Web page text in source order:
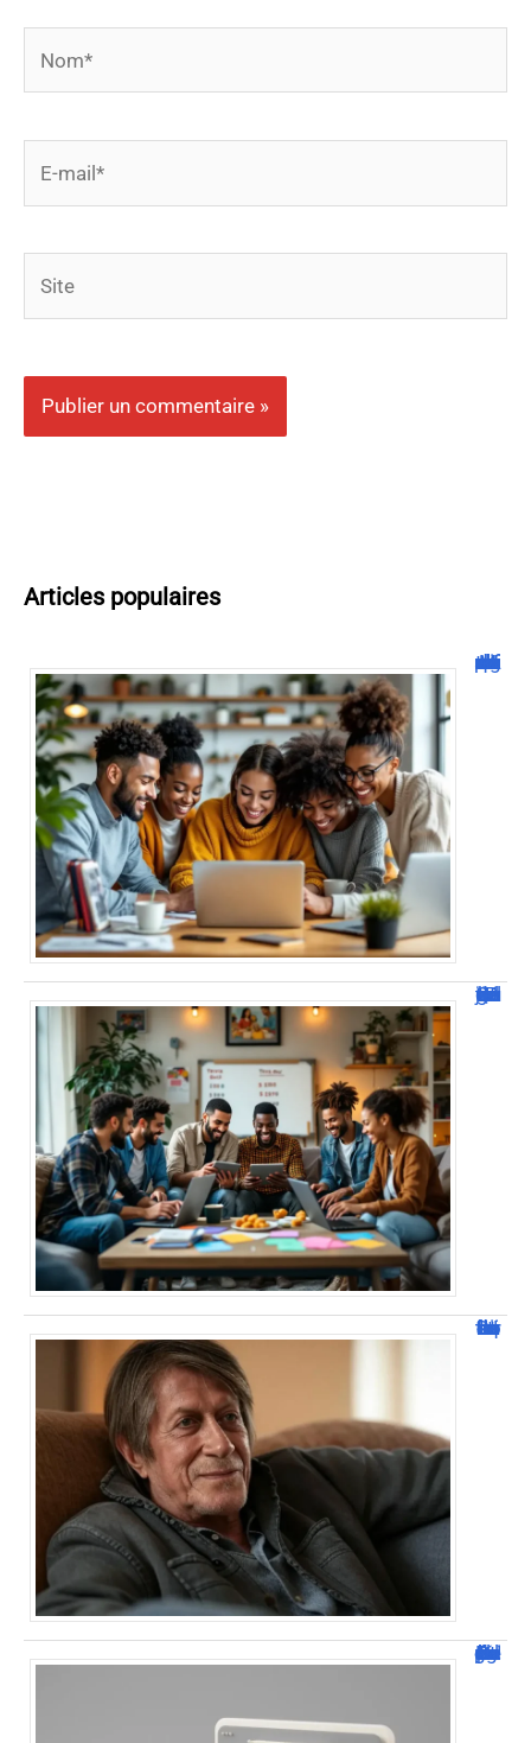
Articles populaires
Malgrim com : tout ce que vous devez savoir sur la plateforme !
JetPunk : Quiz et jeux de culture générale
Jacques Dutronc fortune : estimation et sources de richesse !
Dafont Police : guide complet pour télécharger !